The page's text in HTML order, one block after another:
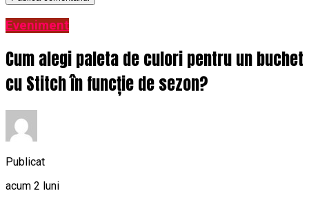
Eveniment
Cum alegi paleta de culori pentru un buchet
cu Stitch în funcție de sezon?
Publicat
acum 2 luni